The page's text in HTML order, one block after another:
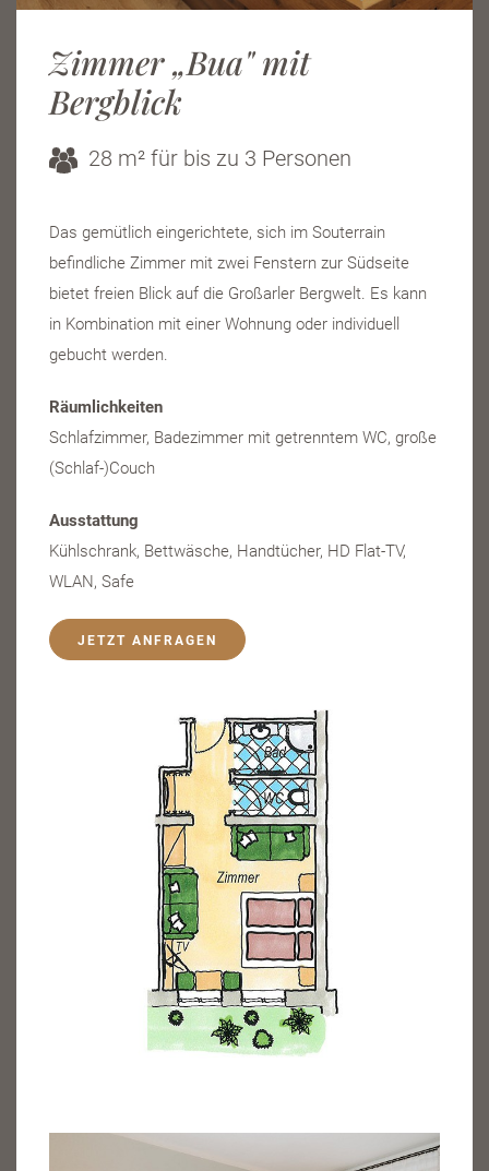
Zimmer „Bua" mit
Bergblick
28 m² für bis zu 3 Personen
Das gemütlich eingerichtete, sich im Souterrain
befindliche Zimmer mit zwei Fenstern zur Südseite
bietet freien Blick auf die Großarler Bergwelt. Es kann
in Kombination mit einer Wohnung oder individuell
gebucht werden.
Räumlichkeiten
Schlafzimmer, Badezimmer mit getrenntem WC, große
(Schlaf-)Couch
Ausstattung
Kühlschrank, Bettwäsche, Handtücher, HD Flat-TV,
WLAN, Safe
JETZT ANFRAGEN